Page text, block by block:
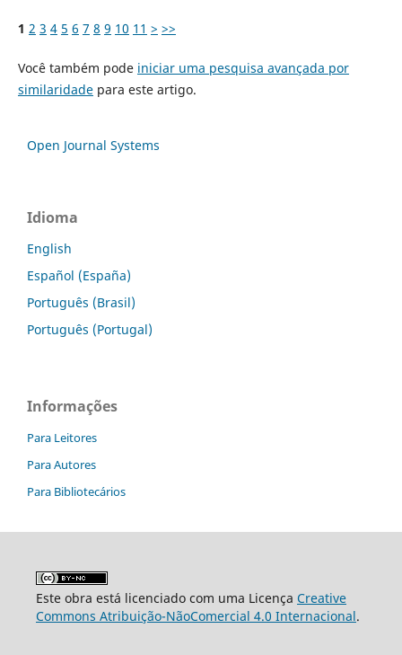
1 2 3 4 5 6 7 8 9 10 11 > >>
Você também pode iniciar uma pesquisa avançada por
similaridadepara este artigo.
Open Journal Systems
Idioma
English
Español (España)
Português (Brasil)
Português (Portugal)
Informações
Para Leitores
Para Autores
Para Bibliotecários
Este obra está licenciado com uma Licença Creative
Commons Atribuição-NãoComercial 4.0 Internacional.